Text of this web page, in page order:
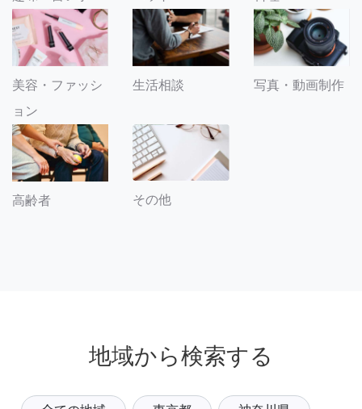
美容・ファッシ
ョン
生活相談 写真・動画制作
高齢者 その他
地域から検索する